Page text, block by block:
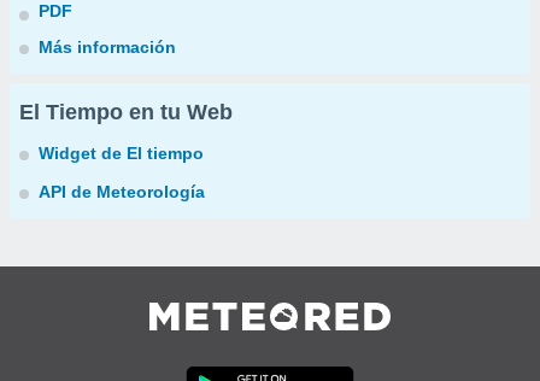
PDF
Más información
El Tiempo en tu Web
Widget de El tiempo
API de Meteorología